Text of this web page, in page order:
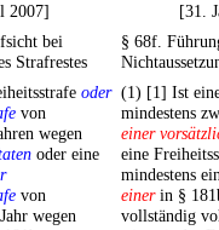
2007]
[31.
bei
Strafrestes
§ 68f.
oder
von
wegen
oder eine
von
wegen
(1) [1] Ist
mindestens
einer
eine
mindestens
einerin §
vollständig